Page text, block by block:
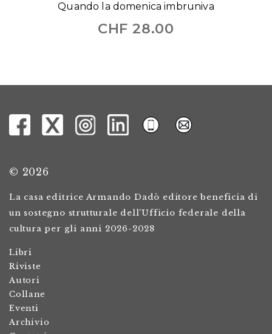
Quando la domenica imbruniva
CHF 28.00
© 2026
La casa editrice Armando Dadò editore beneficia di
un sostegno strutturale dell’Ufficio federale della
cultura per gli anni 2026-2028
Libri
Riviste
Autori
Collane
Eventi
Archivio